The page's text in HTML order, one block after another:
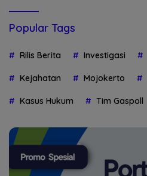
Popular Tags
Rilis Berita Investigasi
Kejahatan Mojokerto
Kasus Hukum Tim Gaspoll